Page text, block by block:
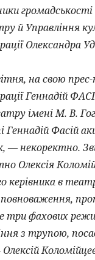
й Управління
Олександра
на свою
Геннадій
імені М. В.
Геннадій Фасій
— некоректно.
Олексія
керівника в
фахових
з трупою,